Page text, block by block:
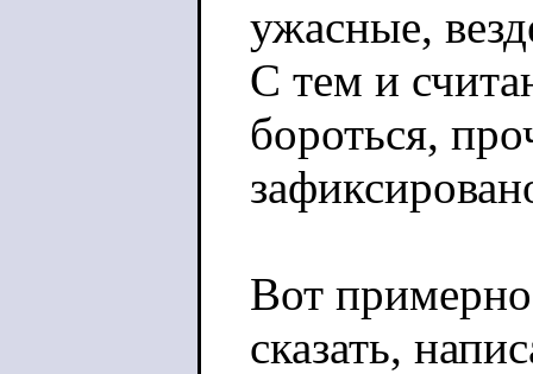
ужасные,
С тем и
бороться,
Вот
сказать,